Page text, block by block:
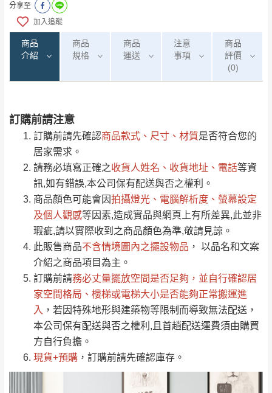
分享至
加入追蹤
商品
介紹
商品
規格
商品
運送
注意
事項
商品
評價
(0)
訂購前請注意
訂購前請先確認商品款式、尺寸、材質是否符合您的
居家需求。
請務必填寫正確之收貨人姓名、收貨地址、電話等資
訊,如有錯誤,本公司保有配送與否之權利。
商品顏色可能會因拍攝燈光、電腦解析度、螢幕設定
及個人觀感等因素,造成實品與網頁上有所差異,此並非
瑕疵,請以實際收到之商品顏色為準,敬請見諒。
此販售商品不含情境圖內之擺設物品 ， 以品名和文案
介紹之商品項目為主。
訂購前請務必丈量擺放空間是否足夠 ，並自行確認居
家空間格局、 樓梯或電梯大小是否能夠正常搬運進
入 ，若因特殊地形與建築物等限制而導致無法配送，
本公司保有配送與否之權利,且首趟配送運費須由購買
方自行負擔。
現貨+預購 ，訂購前請先確認庫存。
運 費 說 明
運送地區 運送費用
偏遠地區
（請先線上詢問 LINE
→@dershin ）
桃園
免 運
費
復興鄉
新竹
峨眉鄉、五峰鄉、
橫山、北埔鄉、尖
石鄉、寶山鄉山
區、新埔山區、芎
無
注意事項：
由於品項繁多，網頁無法及時更新，如有需
要購買商品，請於出發前來電或到「官方
Line客服」來信確認商品是否有「現貨」與
「金額」。
若商品價格或庫存有異常，商家有權取消訂
單。部分網路商品恕無法更改原設計或客製，敬請
見諒！
接單後二日內(不含例假日)，我們客服會與您
電話聯絡或E-Mail通知確認訂單。
（線上客
服 LINE → @dershin）
下單前先詢問是否現貨 ，若未詢問下單後無
現貨我們客服會再來電或E-Mail與您聯絡
（洽詢方式請搜尋 Line ID →
地區恕無法提供運送 (詳見運送規章)。
0/5 (0)筆
全部 依評論高至低排列
依評論低至高排列 只顯示附上圖片
只顯示附上評論